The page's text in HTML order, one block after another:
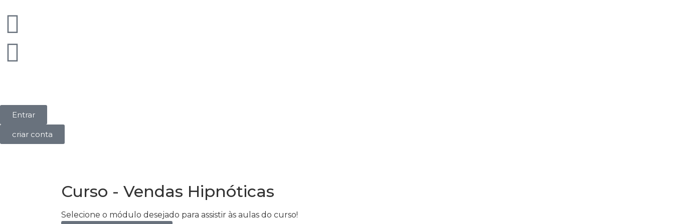
Entrar
criar conta
Curso - Vendas Hipnóticas
Selecione o módulo desejado para assistir às aulas do curso!